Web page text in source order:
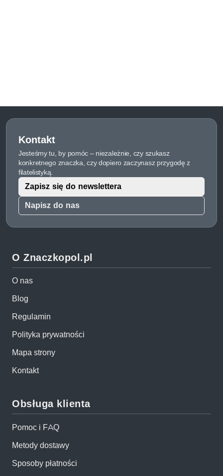
Kontakt
Jesteśmy tu, by pomóc – niezależnie, czy szukasz
konkretnego znaczka, czy dopiero zaczynasz przygodę z
filatelistyką.
Napisz do nas
Zapisz się do newslettera
O Znaczkopol.pl
O nas
Blog
Regulamin
Polityka prywatności
Mapa strony
Kontakt
Obsługa klienta
Pomoc i FAQ
Metody dostawy
Sposoby płatności